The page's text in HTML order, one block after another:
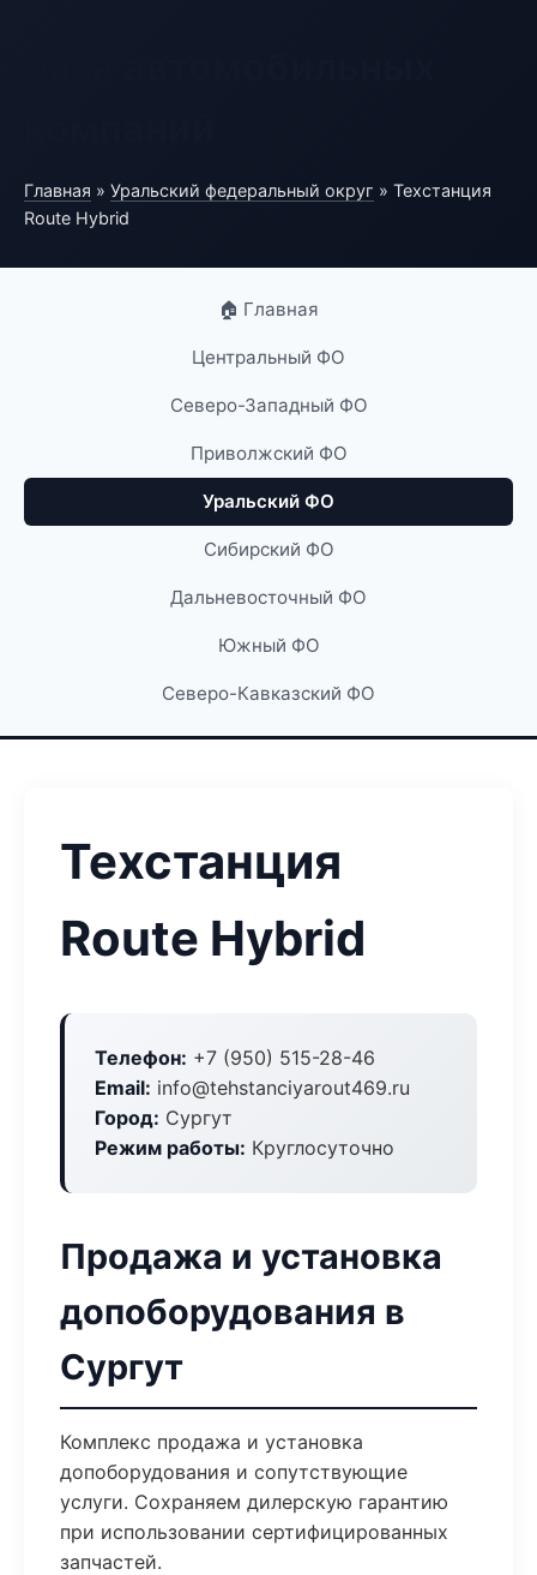
Главная » Уральский федеральный округ » Техстанция
Route Hybrid
🏠 Главная
Центральный ФО
Северо-Западный ФО
Приволжский ФО
Уральский ФО
Сибирский ФО
Дальневосточный ФО
Южный ФО
Северо-Кавказский ФО
Техстанция
Route Hybrid
Телефон: +7 (950) 515-28-46
Email: info@tehstanciyarout469.ru
Город: Сургут
Режим работы: Круглосуточно
Продажа и установка
допоборудования в
Сургут
Комплекс продажа и установка
допоборудования и сопутствующие
услуги. Сохраняем дилерскую гарантию
при использовании сертифицированных
запчастей.